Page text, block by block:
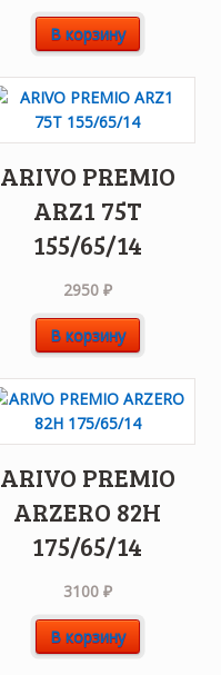
В корзину
ARIVO PREMIO
ARZ1 75T
155/65/14
2950 ₽
В корзину
ARIVO PREMIO
ARZERO 82H
175/65/14
3100 ₽
В корзину